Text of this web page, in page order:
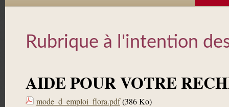
Rubrique à l'intention
AIDE POUR VOTRE
mode_d_emploi_flora.pdf(386 Ko)